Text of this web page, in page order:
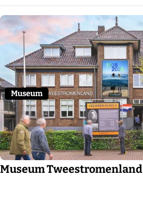
S
a
l
s
p
o
o
Museum Tweestromenland
Museum